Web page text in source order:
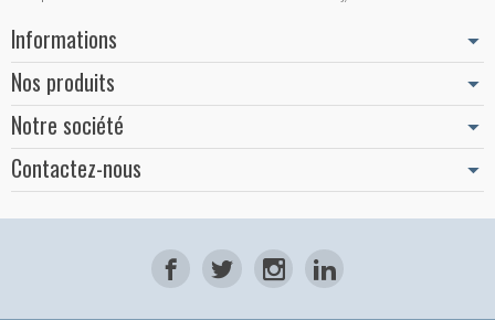
Informations
Nos produits
Notre société
Contactez-nous